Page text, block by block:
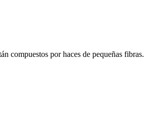
compuestos por haces de pequeñas fibras.